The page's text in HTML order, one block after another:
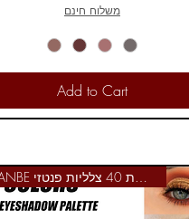
משלוח חינם
Add to Cart
UCANBE פלטת 40 צלליות פנטזי